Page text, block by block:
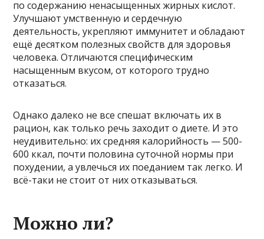
по содержанию ненасыщенных жирных кислот.
Улучшают умственную и сердечную
деятельность, укрепляют иммунитет и обладают
ещё десятком полезных свойств для здоровья
человека. Отличаются специфическим
насыщенным вкусом, от которого трудно
отказаться.
Однако далеко не все спешат включать их в
рацион, как только речь заходит о диете. И это
неудивительно: их средняя калорийность — 500-
600 ккал, почти половина суточной нормы при
похудении, а увлечься их поеданием так легко. И
всё-таки не стоит от них отказываться.
Можно ли?